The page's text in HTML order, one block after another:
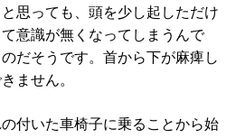
思っても、頭を少し起しただけ
意識が無くなってしまうんで
だそうです。首から下が麻痺し
ません。
付いた車椅子に乗ることから始